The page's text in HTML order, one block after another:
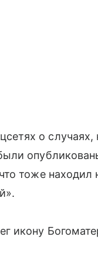
о случаях,
тоже
икону